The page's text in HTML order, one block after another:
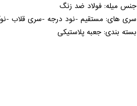
جنس میله: فولاد ضد زنگ
سری های: مستقیم -نود درجه -سری قلاب -
بسته بندی: جعبه پلاستیکی